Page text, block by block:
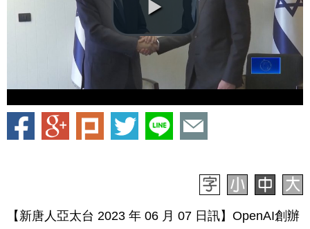
【新唐人亞太台 2023 年 06 月 07 日訊】OpenAI創辦